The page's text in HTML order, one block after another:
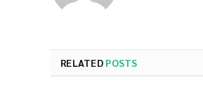
RELATED POSTS